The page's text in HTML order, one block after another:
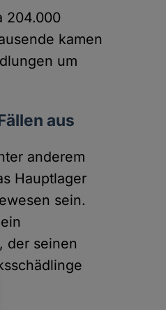
204.000
kamen
um
aus
anderem
Hauptlager
sein.
der seinen